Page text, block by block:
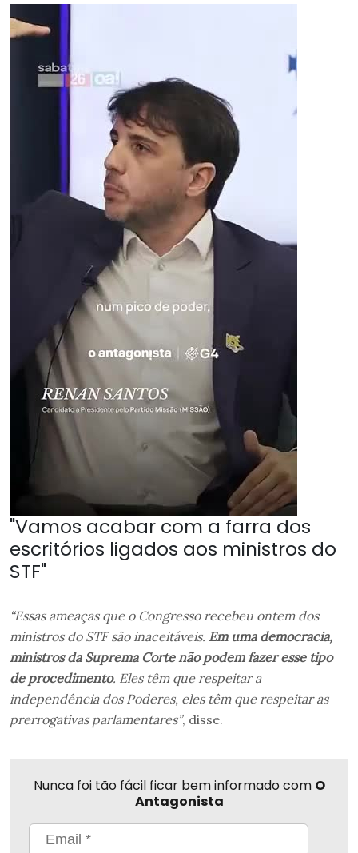
"Vamos acabar com a farra dos
escritórios ligados aos ministros do
STF"
“Essas ameaças que o Congresso recebeu ontem dos
ministros do STF são inaceitáveis. Em uma democracia,
ministros da Suprema Corte não podem fazer esse tipo
de procedimento. Eles têm que respeitar a
independência dos Poderes, eles têm que respeitar as
prerrogativas parlamentares”, disse.
Nunca foi tão fácil ficar bem informado com O
Antagonista